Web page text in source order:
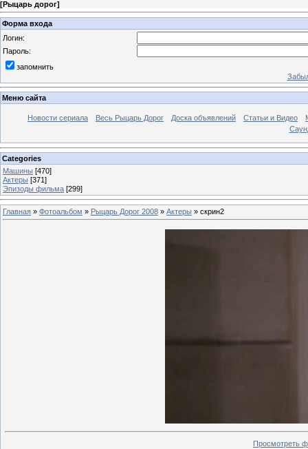
[Рыцарь дорог]
Форма входа
Логин:
Пароль:
запомнить
Меню сайта
Новости сериала Весь Рыцарь Дорог Доска объявлений Статьи и Видео
Categories
Машины [470]
Актеры [371]
Эпизоды фильма [299]
Главная » Фотоальбом » Рыцарь Дорог 2008 » Актеры » скрин2
Просмотреть